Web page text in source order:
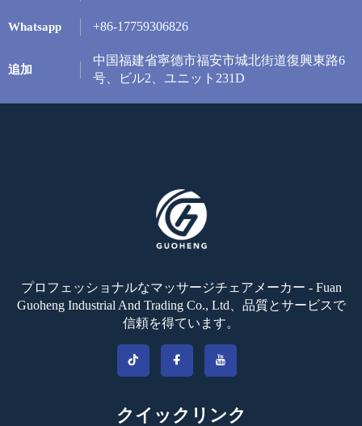
Whatsapp +86-17759306826
追加
中国福建省寧德市福安市城北街道復興東路6
号、ビル2、ユニット231D
プロフェッショナルなマッサージチェアメーカー - Fuan
Guoheng Industrial And Trading Co., Ltd、品質とサービスで
信頼を得ています。
クイックリンク